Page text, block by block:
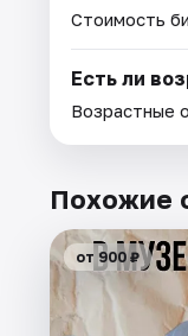
Стоимость
Есть ли
Возрастные
Похожие
от 900 ₽